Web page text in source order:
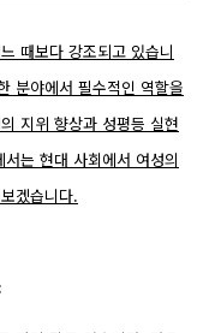
때보다 강조되고 있습니
분야에서 필수적인 역할을
지위 향상과 성평등 실현
는 현대 사회에서 여성의
겠습니다.